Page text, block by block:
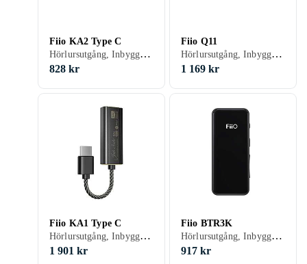
Fiio KA2 Type C
Hörlursutgång, Inbyggd D/A-omvandlare, USB-kontakt
828 kr
Fiio Q11
Hörlursutgång, Inbyggd D/A-omvandlare, USB-kontakt
1 169 kr
Fiio KA1 Type C
Hörlursutgång, Inbyggd D/A-omvandlare, USB-kontakt
1 901 kr
Fiio BTR3K
Hörlursutgång, Inbyggd D/A-omvandlare, USB-kontakt
917 kr